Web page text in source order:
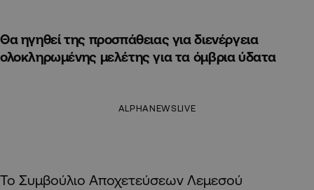
Θα ηγηθεί της προσπάθειας για διενέργεια
ολοκληρωμένης μελέτης για τα όμβρια ύδατα
ALPHANEWSLIVE
Το Συμβούλιο Αποχετεύσεων Λεμεσού